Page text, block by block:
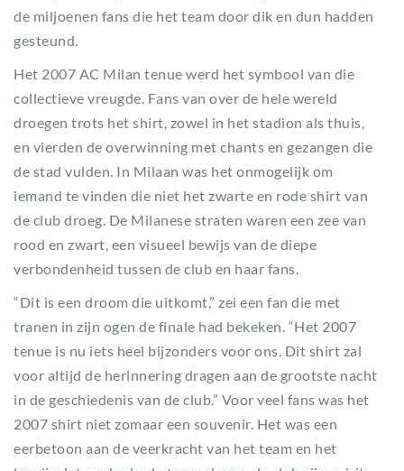
de miljoenen fans die het team door dik en dun hadden
gesteund.
Het 2007 AC Milan tenue werd het symbool van die
collectieve vreugde. Fans van over de hele wereld
droegen trots het shirt, zowel in het stadion als thuis,
en vierden de overwinning met chants en gezangen die
de stad vulden. In Milaan was het onmogelijk om
iemand te vinden die niet het zwarte en rode shirt van
de club droeg. De Milanese straten waren een zee van
rood en zwart, een visueel bewijs van de diepe
verbondenheid tussen de club en haar fans.
“Dit is een droom die uitkomt,” zei een fan die met
tranen in zijn ogen de finale had bekeken. “Het 2007
tenue is nu iets heel bijzonders voor ons. Dit shirt zal
voor altijd de herinnering dragen aan de grootste nacht
in de geschiedenis van de club.” Voor veel fans was het
2007 shirt niet zomaar een souvenir. Het was een
eerbetoon aan de veerkracht van het team en het